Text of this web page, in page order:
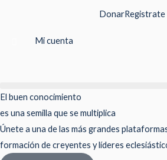
contenido
DonarRegistrate
Mi cuenta
El buen conocimiento
es una semilla que se multiplica
Únete a una de las más grandes
formación de creyentes y líderes